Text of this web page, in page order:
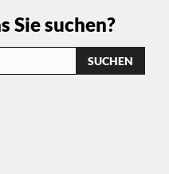
Sie suchen?
SUCHEN